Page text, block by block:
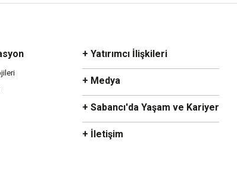
+ Yatırımcı İlişkileri
+ Medya
+ Sabancı'da Yaşam ve Kariyer
+ İletişim